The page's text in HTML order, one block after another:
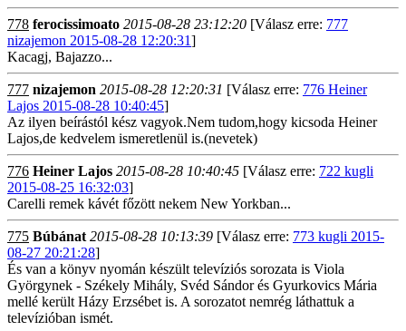
778 ferocissimoato 2015-08-28 23:12:20 [Válasz erre: 777
nizajemon 2015-08-28 12:20:31]
Kacagj, Bajazzo...
777 nizajemon 2015-08-28 12:20:31 [Válasz erre: 776 Heiner
Lajos 2015-08-28 10:40:45]
Az ilyen beírástól kész vagyok.Nem tudom,hogy kicsoda Heiner
Lajos,de kedvelem ismeretlenül is.(nevetek)
776 Heiner Lajos 2015-08-28 10:40:45 [Válasz erre: 722 kugli
2015-08-25 16:32:03]
Carelli remek kávét főzött nekem New Yorkban...
775 Búbánat 2015-08-28 10:13:39 [Válasz erre: 773 kugli 2015-
08-27 20:21:28]
És van a könyv nyomán készült televíziós sorozata is Viola
Györgynek - Székely Mihály, Svéd Sándor és Gyurkovics Mária
mellé került Házy Erzsébet is. A sorozatot nemrég láthattuk a
televízióban ismét.